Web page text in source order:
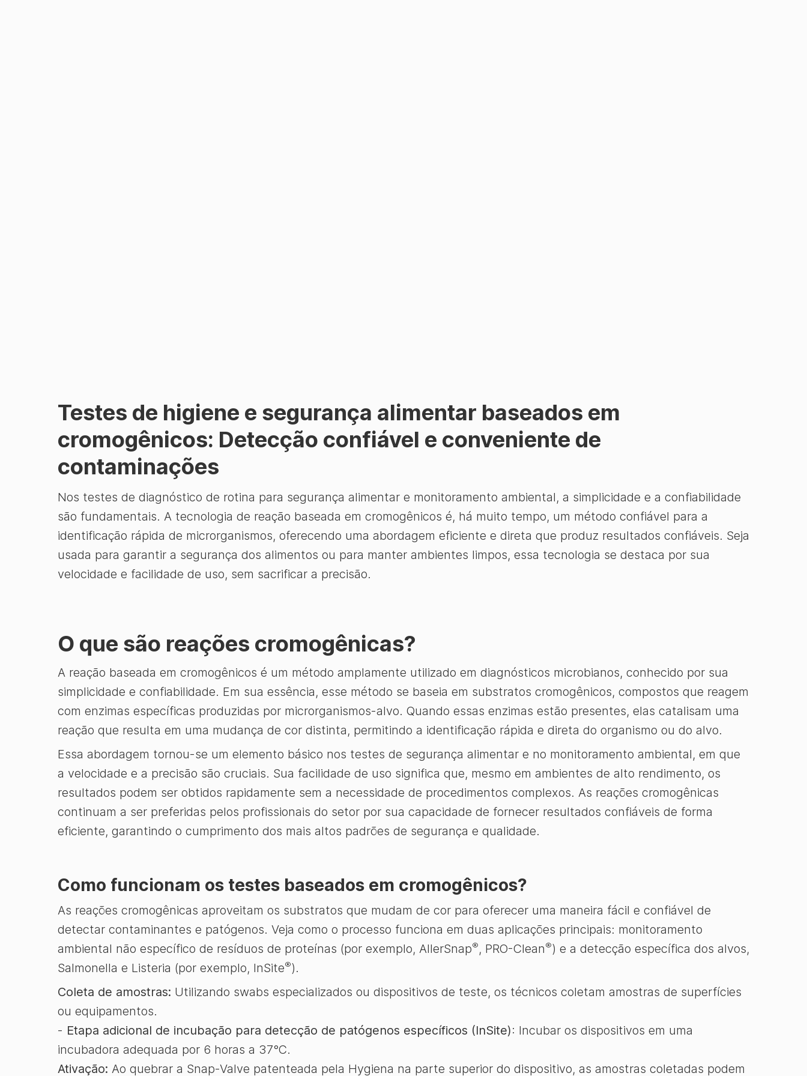
Testes de higiene e segurança alimentar baseados em
cromogênicos: Detecção confiável e conveniente de
contaminações
Nos testes de diagnóstico de rotina para segurança alimentar e monitoramento ambiental, a simplicidade e a confiabilidade
são fundamentais. A tecnologia de reação baseada em cromogênicos é, há muito tempo, um método confiável para a
identificação rápida de microrganismos, oferecendo uma abordagem eficiente e direta que produz resultados confiáveis. Seja
usada para garantir a segurança dos alimentos ou para manter ambientes limpos, essa tecnologia se destaca por sua
velocidade e facilidade de uso, sem sacrificar a precisão.
O que são reações cromogênicas?
A reação baseada em cromogênicos é um método amplamente utilizado em diagnósticos microbianos, conhecido por sua
simplicidade e confiabilidade. Em sua essência, esse método se baseia em substratos cromogênicos, compostos que reagem
com enzimas específicas produzidas por microrganismos-alvo. Quando essas enzimas estão presentes, elas catalisam uma
reação que resulta em uma mudança de cor distinta, permitindo a identificação rápida e direta do organismo ou do alvo.
Essa abordagem tornou-se um elemento básico nos testes de segurança alimentar e no monitoramento ambiental, em que
a velocidade e a precisão são cruciais. Sua facilidade de uso significa que, mesmo em ambientes de alto rendimento, os
resultados podem ser obtidos rapidamente sem a necessidade de procedimentos complexos. As reações cromogênicas
continuam a ser preferidas pelos profissionais do setor por sua capacidade de fornecer resultados confiáveis de forma
eficiente, garantindo o cumprimento dos mais altos padrões de segurança e qualidade.
Como funcionam os testes baseados em cromogênicos?
As reações cromogênicas aproveitam os substratos que mudam de cor para oferecer uma maneira fácil e confiável de
detectar contaminantes e patógenos. Veja como o processo funciona em duas aplicações principais: monitoramento
ambiental não específico de resíduos de proteínas (por exemplo, AllerSnap®, PRO-Clean®) e a detecção específica dos alvos,
Salmonella e Listeria (por exemplo, InSite®).
Coleta de amostras: Utilizando swabs especializados ou dispositivos de teste, os técnicos coletam amostras de superfícies
ou equipamentos.
- Etapa adicional de incubação para detecção de patógenos específicos (InSite): Incubar os dispositivos em uma
incubadora adequada por 6 horas a 37°C.
Ativação: Ao quebrar a Snap-Valve patenteada pela Hygiena na parte superior do dispositivo, as amostras coletadas podem